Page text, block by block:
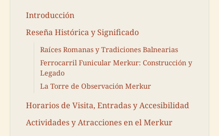
Introducción
Reseña Histórica y Significado
Raíces Romanas y Tradiciones Balnearias
Ferrocarril Funicular Merkur: Construcción y
Legado
La Torre de Observación Merkur
Horarios de Visita, Entradas y Accesibilidad
Actividades y Atracciones en el Merkur